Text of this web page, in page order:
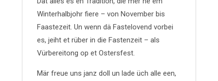
Winterhalbjohr fiere – von November bis
Faastezeit. Un wenn dä Fastelovend vorbei
es, jeiht et rüber in die Fastenzeit – als
Vürbereitong op et Ostersfest.
Mär freue uns janz doll un lade üch alle een,